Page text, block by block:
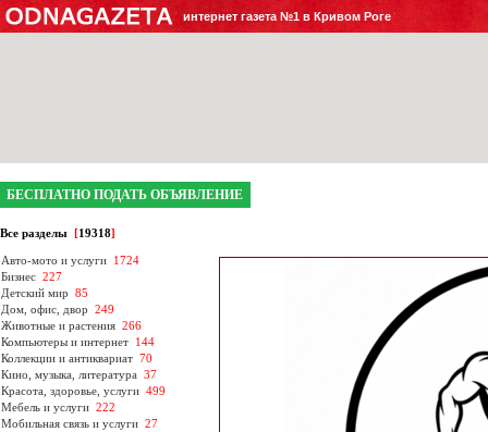
интернет газета №1 в Кривом Роге
БЕСПЛАТНО ПОДАТЬ ОБЪЯВЛЕНИЕ
Все разделы [19318]
Авто-мото и услуги 1724
Бизнес 227
Детский мир 85
Дом, офис, двор 249
Животные и растения 266
Компьютеры и интернет 144
Коллекции и антиквариат 70
Кино, музыка, литература 37
Красота, здоровье, услуги 499
Мебель и услуги 222
Мобильная связь и услуги 27